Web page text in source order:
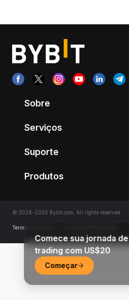
Sobre
Serviços
Suporte
Produtos
© 2018-2026 Bybit.com. All rights reserved.
Termos de Serviço
Comece sua jornada de
trading com US$20
Começar